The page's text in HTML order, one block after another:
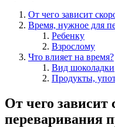
От чего зависит
Время, нужное для
Ребенку
Взрослому
Что влияет на время?
Вид шоколадки
Продукты,
От чего зависит
переваривания